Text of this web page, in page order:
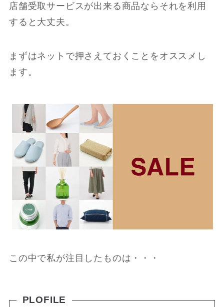
店舗受取サービスが出来る商品ならそれを利用
すると大丈夫。
まずはネットで押さえておくことをオススメし
ます。
この中で私が注目したものは・・・
PLOFILE